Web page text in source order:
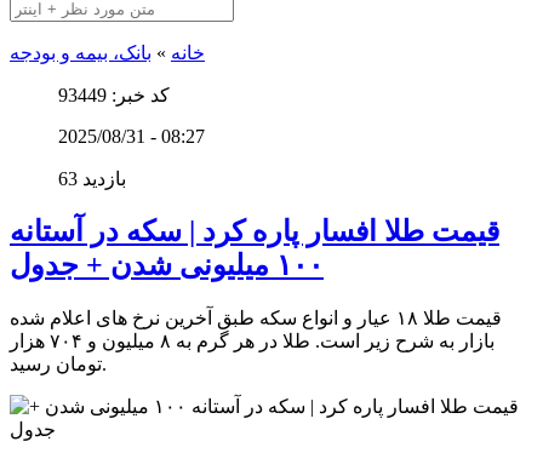
خانه » بانک، بیمه و بودجه
کد خبر: 93449
2025/08/31 - 08:27
63 بازدید
قیمت طلا افسار پاره کرد | سکه در آستانه
۱۰۰ میلیونی شدن + جدول
قیمت طلا ۱۸ عیار و انواع سکه طبق آخرین نرخ های اعلام شده
بازار به شرح زیر است. طلا در هر گرم به ۸ میلیون و ۷۰۴ هزار
تومان رسید.